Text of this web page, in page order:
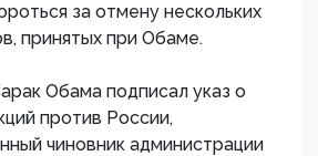
за отмену нескольких
принятых при Обаме.
Обама подписал указ о
против России,
чиновник администрации